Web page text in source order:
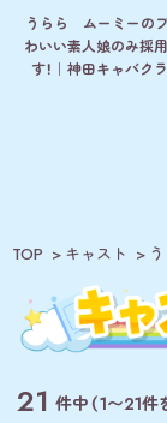
うらら ムーミーの
わいい素人娘のみ採
す！｜神田キャバク
TOP キャスト
21 件中（1〜21件